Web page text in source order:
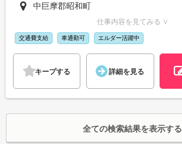
中巨摩郡昭和町
仕事内容を見てみる ∨
交通費支給 車通勤可 エルダー活躍中
キープする 詳細を見る
全ての検索結果を表示する